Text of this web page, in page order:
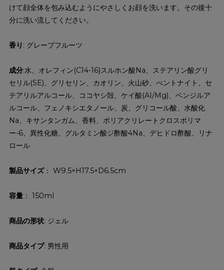
けて顔全体を包み込むようにやさしくお顔を洗います。その後十
分に洗い流してください。
香り : グレープフルーツ
成分:水、オレフィン(C14-16)スルホン酸Na、ステアリン酸グリ
セリル(SE)、グリセリン、カオリン、火山砂、べントナイト、セ
テアリルアルコール、ココヤシ殻、ケイ酸(AI/Mg)、ベンジルア
ルコール、フェノキシエタノール、炭、グリコール酸、水酸化
Na、キサンタンガム、香料、ポリアクリレートクロスポリマ
ー-6、異性化糖、グルタミン酸ジ酢酸4Na、デヒドロ酢酸、リナ
ロール
製品サイズ： W9.5×H17.5×D6.5cm
容量： 150ml
商品の形状: ジェル
商品タイプ: 男性用